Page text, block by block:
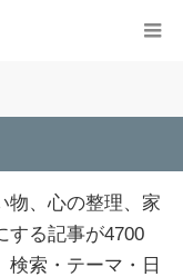
物、心の整理、家
する記事が4700
検索・テーマ・日